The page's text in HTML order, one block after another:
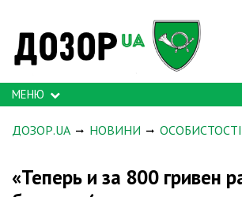
МЕНЮ
ДОЗОР.UA НОВИНИ ОСОБИСТОСТІ
«Теперь и за 800 гривен